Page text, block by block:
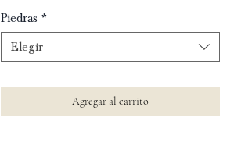
Piedras *
Elegir
Agregar al carrito